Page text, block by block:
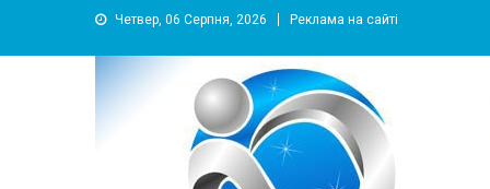
Четвер, 06 Серпня, 2026 Реклама на сайті
YUZHNY.INFO
информационный портал города Южный